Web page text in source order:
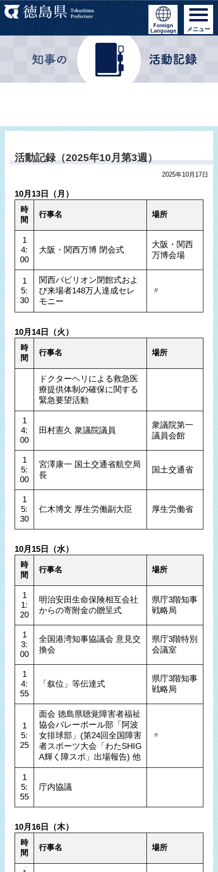
Foreign
Language
メニュー
活動記録（2025年10月第3週）
2025年10月17日
10月13日（月）
時
間
行事名 場所
1
4:
00
大阪・関西万博 閉会式
大阪・関西
万博会場
1
5:
30
関西パビリオン閉館式およ
び来場者148万人達成セレ
モニー
〃
10月14日（火）
時
間
行事名 場所
ドクターヘリによる救急医
療提供体制の確保に関する
緊急要望活動
1
4:
00
衆議院第一
議員会館
1
5:
00
宮澤康一 国土交通省航空局
長
国土交通省
1
5:
30
仁木博文 厚生労働副大臣 厚生労働省
10月15日（水）
時
間
行事名 場所
1
1:
20
明治安田生命保険相互会社
からの寄附金の贈呈式
県庁3階知事
戦略局
1
3:
00
全国港湾知事協議会 意見交
換会
県庁3階特別
会議室
1
4:
55
「叙位」等伝達式
県庁3階知事
戦略局
1
5:
25
面会 徳島県聴覚障害者福祉
協会バレーボール部「阿波
女排球部」(第24回全国障害
者スポーツ大会「わたSHIG
A輝く障スポ」出場報告) 他
〃
1
5:
55
庁内協議
10月16日（木）
時
間
行事名 場所